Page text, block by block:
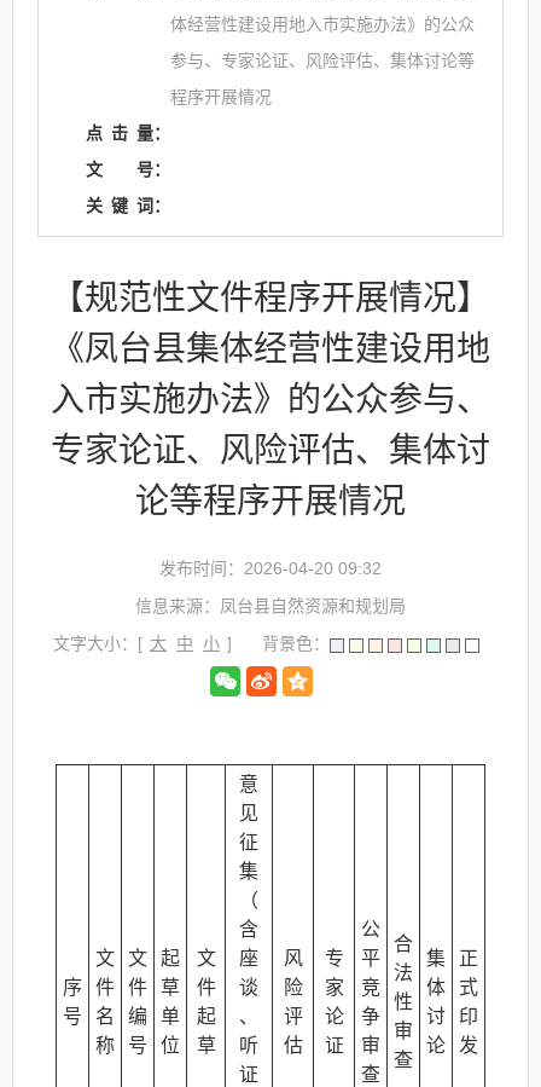
体经营性建设用地入市实施办法》的公众
参与、专家论证、风险评估、集体讨论等
程序开展情况
点 击 量：
文
号：
关 键 词：
【规范性文件程序开展情况】
《凤台县集体经营性建设用地
入市实施办法》的公众参与、
专家论证、风险评估、集体讨
论等程序开展情况
发布时间：2026-04-20 09:32
信息来源：凤台县自然资源和规划局
文字大小：[ 大 中 小 ] 背景色：
序
号
文
件
名
称
文
件
编
号
起
草
单
位
文
件
起
草
意
见
征
集
（
含
座
谈
、
听
证
风
险
评
估
专
家
论
证
公
平
竞
争
审
查
合
法
性
审
查
集
体
讨
论
正
式
印
发